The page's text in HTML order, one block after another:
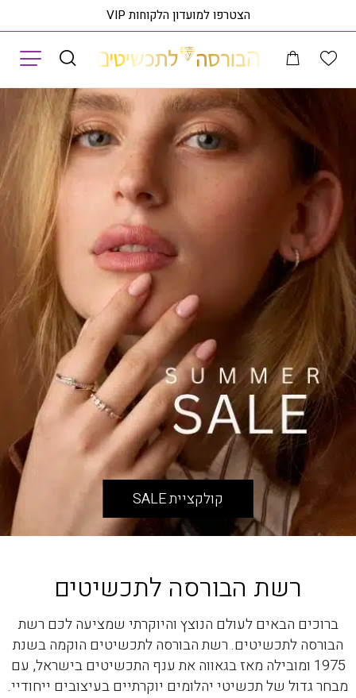
הצטרפו למועדון הלקוחות VIP
קולקציית SALE
רשת הבורסה לתכשיטים
ברוכים הבאים לעולם הנוצץ והיוקרתי שמציעה לכם רשת
הבורסה לתכשיטים. רשת הבורסה לתכשיטים הוקמה בשנת
1975 ומובילה מאז בגאווה את ענף התכשיטים בישראל, עם
מבחר גדול של תכשיטי יהלומים יוקרתיים בעיצובים ייחודיי.